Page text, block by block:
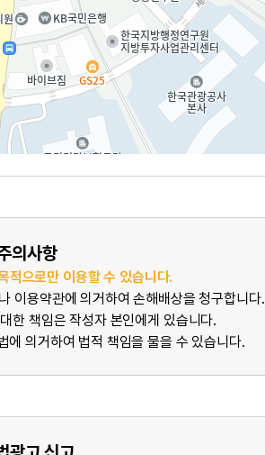
의사항
적으로만 이용할 수 있습니다.
이용약관에 의거하여 손해배상을 청구합니다.
한 책임은 작성자 본인에게 있습니다.
에 의거하여 법적 책임을 물을 수 있습니다.